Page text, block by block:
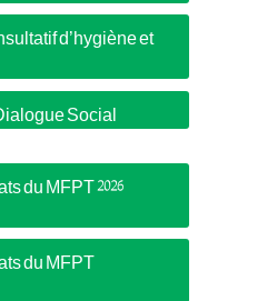
d’hygiène et
Social
du MFPT 2026
du MFPT